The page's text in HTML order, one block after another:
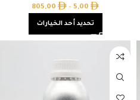
5,00
–
805,00
تحديد أحد الخيارات